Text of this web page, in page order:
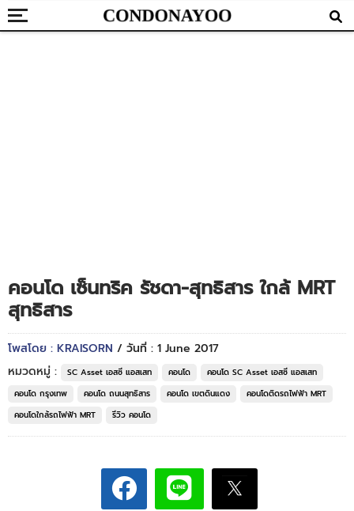
คอนโด เซ็นทริค รัชดา-สุทธิสาร ใกล้ MRT
สุทธิสาร
โพสโดย : KRAISORN / วันที่ : 1 June 2017
หมวดหมู่ :
SC Asset เอสซี แอสเสท คอนโด
คอนโด SC Asset เอสซี แอสเสท
คอนโด กรุงเทพ
คอนโด ถนนสุทธิสาร คอนโด เขตดินแดง
คอนโดติดรถไฟฟ้า MRT
คอนโดใกล้รถไฟฟ้า MRT
รีวิว คอนโด